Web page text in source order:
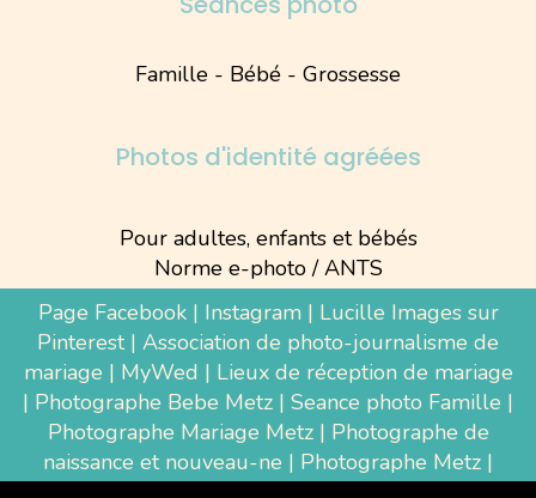
Famille - Bébé - Grossesse
Photos d'identité agréées
Pour adultes, enfants et bébés
Norme e-photo / ANTS
Page Facebook| Instagram| Lucille Images sur
Pinterest| Association de photo-journalisme de
mariage | MyWed | Lieux de réception de mariage
| Photographe Bebe Metz | Seance photo Famille |
Photographe Mariage Metz| Photographe de
naissance et nouveau-ne | Photographe Metz |